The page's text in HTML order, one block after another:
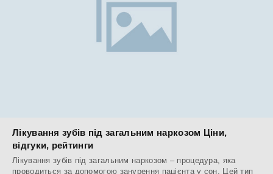
Лікування зубів під загальним наркозом Ціни,
відгуки, рейтинги
Лікування зубів під загальним наркозом – процедура, яка
проводиться за допомогою занурення пацієнта у сон. Цей тип